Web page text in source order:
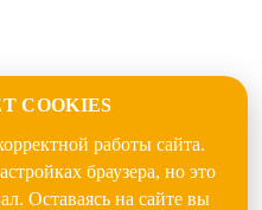
работы сайта.
браузера, но это
Оставаясь на сайте вы